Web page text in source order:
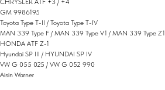
GM 9986195
Toyota Type T-II / Toyota Type T-IV
MAN 339 Type F / MAN 339 Type V1 / MAN 339 Type Z1
HONDA ATF Z-1
Hyundai SP III / HYUNDAI SP IV
VW G 055 025 / VW G 052 990
Aisin Warner